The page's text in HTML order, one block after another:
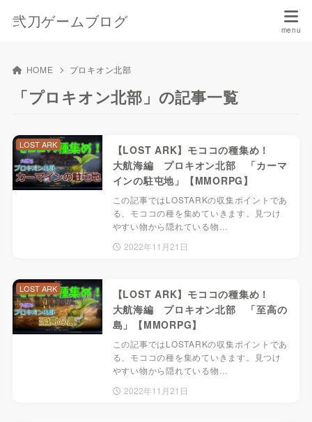
弐刀ゲームブログ
HOME プロキオン北部
「プロキオン北部」の記事一覧
【LOST ARK】モココの種集め！
大航海編 プロキオン北部 「カーマ
インの駐屯地」【MMORPG】
この記事ではLOSTARKの収集ポイントであ
る、モココの種を集めていきます。見つけ
やすい物から隠れている物…
2022年11月21日
LOST ARK
【LOST ARK】モココの種集め！
大航海編 プロキオン北部 「至高の
島」【MMORPG】
この記事ではLOSTARKの収集ポイントであ
る、モココの種を集めていきます。見つけ
やすい物から隠れている物…
2022年11月21日
LOST ARK